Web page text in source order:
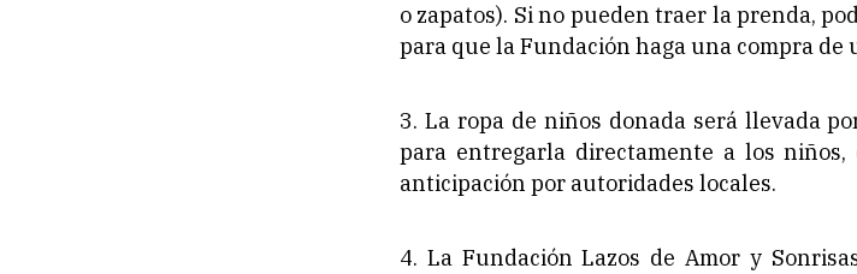
o zapatos). Si no pueden traer la prenda,
para que la Fundación haga una compra
3. La ropa de niños donada será llevada
para entregarla directamente a los niños,
anticipación por autoridades locales.
4. La Fundación Lazos de Amor y